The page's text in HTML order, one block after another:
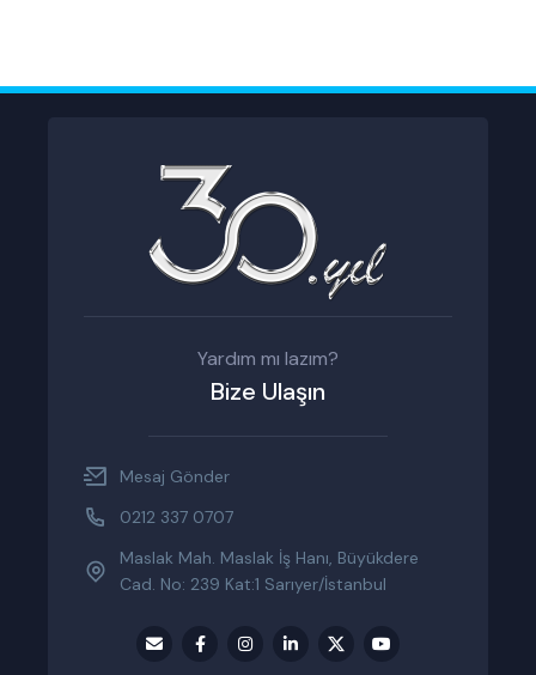
Yardım mı lazım?
Bize Ulaşın
Mesaj Gönder
0212 337 0707
Maslak Mah. Maslak İş Hanı, Büyükdere
Cad. No: 239 Kat:1 Sarıyer/İstanbul